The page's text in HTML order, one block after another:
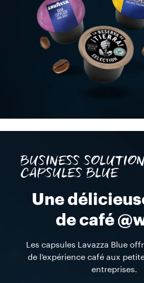
CAPSULES BLUE
Une
de café
Les capsules Lavazza Blue